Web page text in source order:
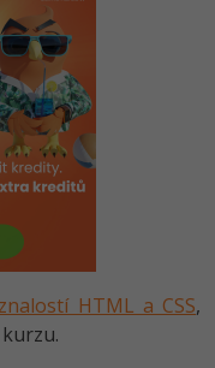
OOP
HTML a CSS,